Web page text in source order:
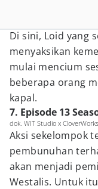
Di sini, Loid yang
menyaksikan
mulai mencium
beberapa orang
kapal.
7. Episode 13
dok. WIT Studio x
Aksi sekelompok
pembunuhan
akan menjadi
Westalis. Untuk